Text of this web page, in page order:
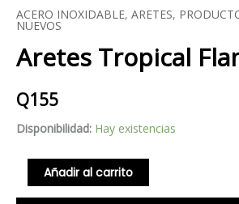
ACERO INOXIDABLE, ARETES,
NUEVOS
Aretes Tropical
Q155
Disponibilidad: Hay existencias
Aretes
Flame
Añadir al carrito